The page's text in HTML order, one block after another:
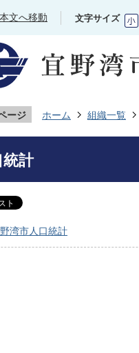
本文へ移動 文字サイズ
ージ ホーム 組織一覧
統計
湾市人口統計